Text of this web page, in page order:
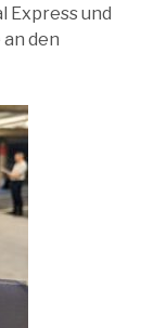
Express und
den